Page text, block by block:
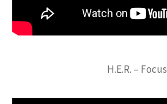
H.E.R. – Focus